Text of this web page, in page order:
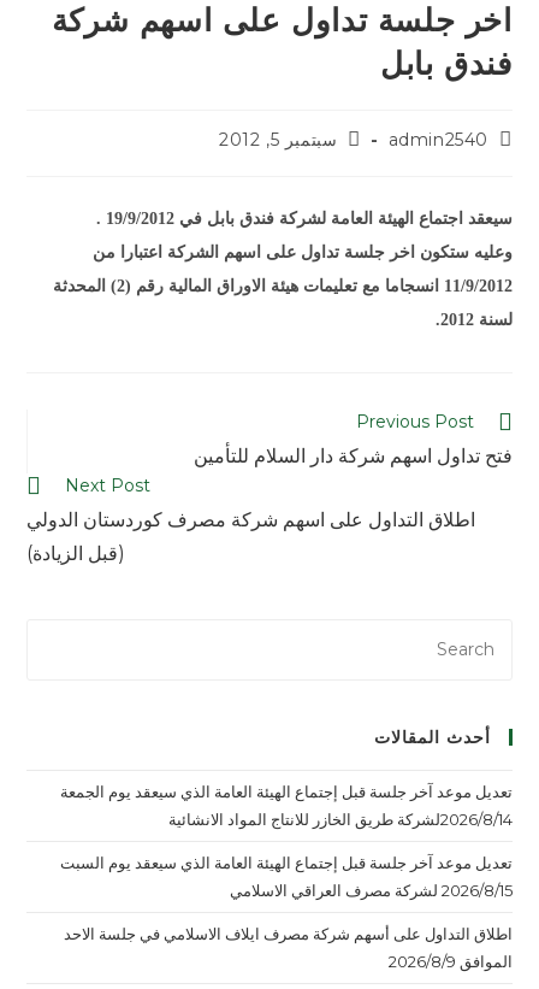
اخر جلسة تداول على اسهم شركة
فندق بابل
admin2540 سبتمبر 5, 2012
سيعقد اجتماع الهيئة العامة لشركة فندق بابل في 19/9/2012 .
وعليه ستكون اخر جلسة تداول على اسهم الشركة اعتبارا من
11/9/2012 انسجاما مع تعليمات هيئة الاوراق المالية رقم (2) المحدثة
لسنة 2012.
Previous Post
فتح تداول اسهم شركة دار السلام للتأمين
Next Post
اطلاق التداول على اسهم شركة مصرف كوردستان الدولي
(قبل الزيادة)
أحدث المقالات
تعديل موعد آخر جلسة قبل إجتماع الهيئة العامة الذي سيعقد يوم الجمعة
2026/8/14لشركة طريق الخازر للانتاج المواد الانشائية
تعديل موعد آخر جلسة قبل إجتماع الهيئة العامة الذي سيعقد يوم السبت
2026/8/15 لشركة مصرف العراقي الاسلامي
اطلاق التداول على أسهم شركة مصرف ايلاف الاسلامي في جلسة الاحد
الموافق 2026/8/9